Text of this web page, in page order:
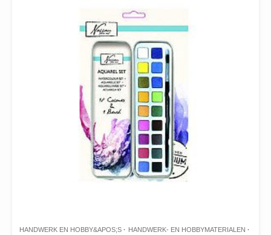
HANDWERK EN HOBBY&APOS;S
HANDWERK- EN HOBBYMATERIALEN